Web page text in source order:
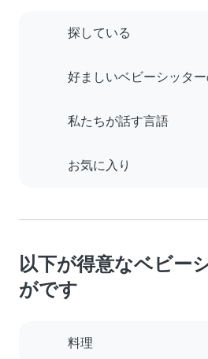
探している
好ましいベビーシッタ
私たちが話す言語
お気に入り
以下が得意なベビー
がです
料理